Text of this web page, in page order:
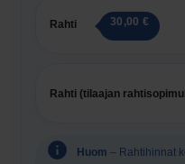
Rahti 30,00 €
Rahti (tilaajan
Huom – Rahtihinnat